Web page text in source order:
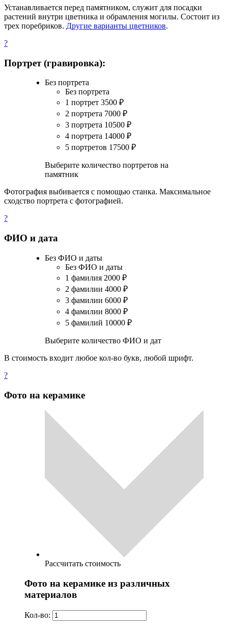
Устанавливается перед памятником, служит для посадки
растений внутри цветника и обрамления могилы. Состоит из
трех поребриков. Другие варианты цветников.
?
Портрет (гравировка):
Без портрета
Без портрета
1 портрет 3500 ₽
2 портрета 7000 ₽
3 портрета 10500 ₽
4 портрета 14000 ₽
5 портретов 17500 ₽
Выберите количество портретов на
памятник
Фотография выбивается с помощью станка. Максимальное
сходство портрета с фотографией.
?
ФИО и дата
Без ФИО и даты
Без ФИО и даты
1 фамилия 2000 ₽
2 фамилии 4000 ₽
3 фамилии 6000 ₽
4 фамилии 8000 ₽
5 фамилий 10000 ₽
Выберите количество ФИО и дат
В стоимость входит любое кол-во букв, любой шрифт.
?
Фото на керамике
Рассчитать стоимость
Фото на керамике из различных
материалов
Кол-во: